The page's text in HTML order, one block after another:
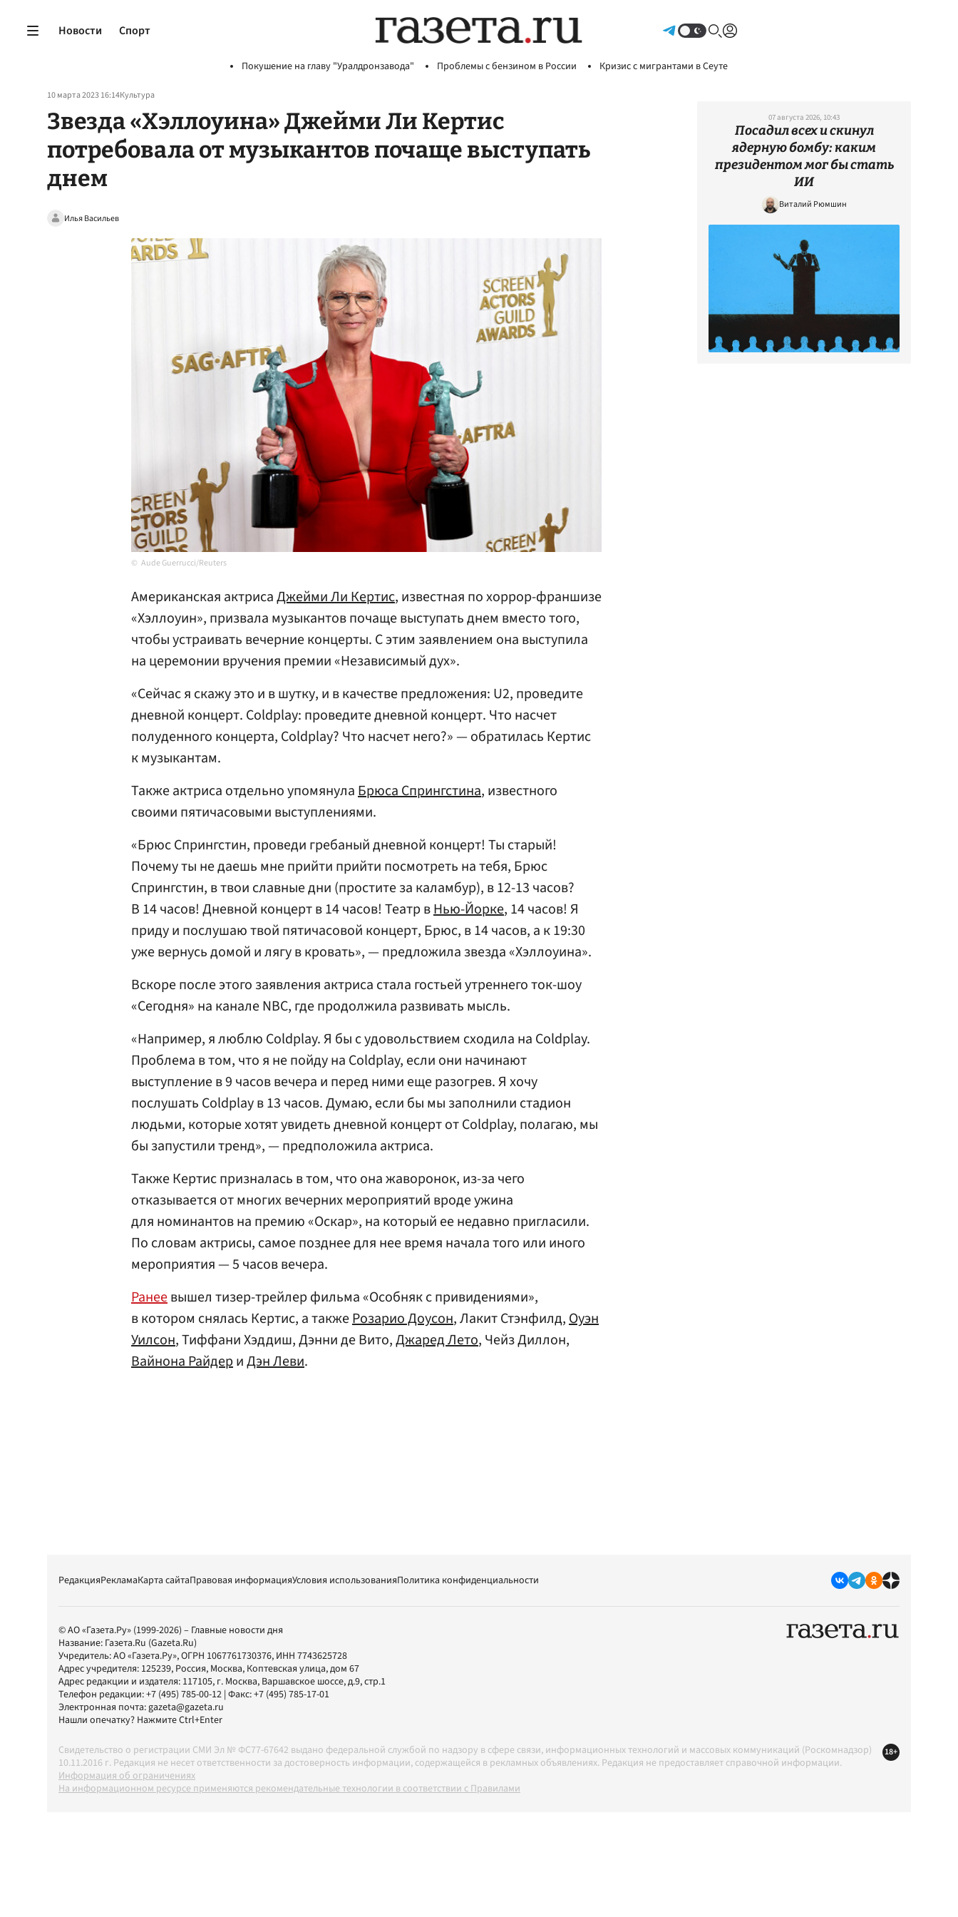
Новости Спорт
Покушение на главу "Уралдронзавода" Проблемы с бензином в России Кризис с мигрантами в Сеуте
10 марта 2023 16:14Культура
Звезда «Хэллоуина» Джейми Ли Кертис
потребовала от музыкантов почаще выступать
днем
Илья Васильев
Aude Guerrucci/Reuters
Американская актрисаДжейми Ли Кертис, известная по хоррор-франшизе
«Хэллоуин», призвала музыкантов почаще выступать днем вместо того,
чтобы устраивать вечерние концерты. С этим заявлением она выступила
на церемонии вручения премии «Независимый дух».
«Сейчас я скажу это и в шутку, и в качестве предложения: U2, проведите
дневной концерт. Coldplay: проведите дневной концерт. Что насчет
полуденного концерта, Coldplay? Что насчет него?» — обратилась Кертис
к музыкантам.
Также актриса отдельно упомянулаБрюса Спрингстина, известного
своими пятичасовыми выступлениями.
«Брюс Спрингстин, проведи гребаный дневной концерт! Ты старый!
Почему ты не даешь мне прийти прийти посмотреть на тебя, Брюс
Спрингстин, в твои славные дни (простите за каламбур), в 12-13 часов?
В 14 часов! Дневной концерт в 14 часов! Театр вНью-Йорке, 14 часов! Я
приду и послушаю твой пятичасовой концерт, Брюс, в 14 часов, а к 19:30
уже вернусь домой и лягу в кровать», — предложила звезда «Хэллоуина».
Вскоре после этого заявления актриса стала гостьей утреннего ток-шоу
«Сегодня» на канале NBC, где продолжила развивать мысль.
«Например, я люблю Coldplay. Я бы с удовольствием сходила на Coldplay.
Проблема в том, что я не пойду на Coldplay, если они начинают
выступление в 9 часов вечера и перед ними еще разогрев. Я хочу
послушать Coldplay в 13 часов. Думаю, если бы мы заполнили стадион
людьми, которые хотят увидеть дневной концерт от Coldplay, полагаю, мы
бы запустили тренд», — предположила актриса.
Также Кертис призналась в том, что она жаворонок, из-за чего
отказывается от многих вечерних мероприятий вроде ужина
для номинантов на премию «Оскар», на который ее недавно пригласили.
По словам актрисы, самое позднее для нее время начала того или иного
мероприятия — 5 часов вечера.
Ранеевышел тизер-трейлер фильма «Особняк с привидениями»,
в котором снялась Кертис, а такжеРозарио Доусон, Лакит Стэнфилд,Оуэн
Уилсон, Тиффани Хэддиш, Дэнни де Вито,Джаред Лето, Чейз Диллон,
Вайнона РайдериДэн Леви.
07 августа 2026, 10:43
Посадил всех и скинул
ядерную бомбу: каким
президентом мог бы стать
ИИ
Виталий Рюмшин
РедакцияРекламаКарта сайтаПравовая информацияУсловия использованияПолитика конфиденциальности
© АО «Газета.Ру» (1999-2026) – Главные новости дня
Название: Газета.Ru (Gazeta.Ru)
Учредитель:АО «Газета.Ру», ОГРН 1067761730376, ИНН 7743625728
Адрес учредителя: 125239, Россия, Москва, Коптевская улица, дом 67
Адрес редакции и издателя: 117105, г. Москва, Варшавское шоссе, д.9, стр.1
Телефон редакции:+7 (495) 785-00-12 | Факс:+7 (495) 785-17-01
Электронная почта:gazeta@gazeta.ru
Нашли опечатку? Нажмите Ctrl+Enter
Свидетельство о регистрации СМИ Эл № ФС77-67642 выдано федеральной службой по надзору в сфере связи, информационных технологий и массовых коммуникаций (Роскомнадзор)
10.11.2016 г. Редакция не несет ответственности за достоверность информации, содержащейся в рекламных объявлениях. Редакция не предоставляет справочной информации.
Информация об ограничениях
На информационном ресурсе применяются рекомендательные технологии в соответствии с Правилами
18+